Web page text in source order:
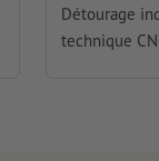
Détourage
technique